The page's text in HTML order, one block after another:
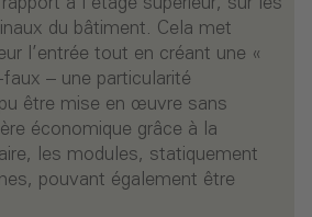
à l'étage supérieur, sur les
du bâtiment. Cela met
l’entrée tout en créant une «
– une particularité
être mise en œuvre sans
économique grâce à la
les modules, statiquement
pouvant également être